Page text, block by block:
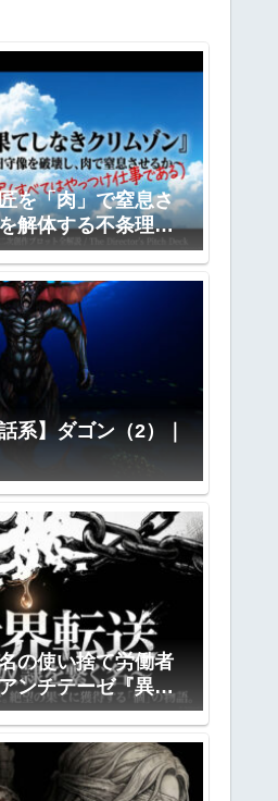
を「肉」で窒息さ
解体する不条理劇
リムゾン』全プロ
系】ダゴン（2）｜
の使い捨て労働者
ンチテーゼ『異世
ト公開